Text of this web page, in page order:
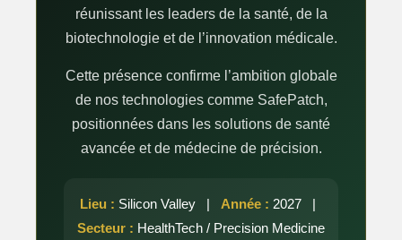
réunissant les leaders de la santé, de la
biotechnologie et de l’innovation médicale.
Cette présence confirme l’ambition globale
de nos technologies comme SafePatch,
positionnées dans les solutions de santé
avancée et de médecine de précision.
Lieu : Silicon Valley | Année : 2027 |
Secteur : HealthTech / Precision Medicine